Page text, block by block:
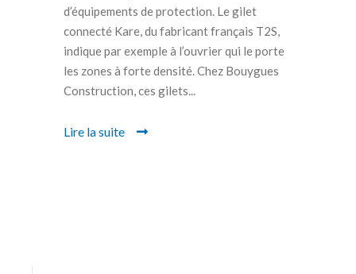
d’équipements de protection. Le gilet
connecté Kare, du fabricant français T2S,
indique par exemple à l’ouvrier qui le porte
les zones à forte densité. Chez Bouygues
Construction, ces gilets...
Lire la suite